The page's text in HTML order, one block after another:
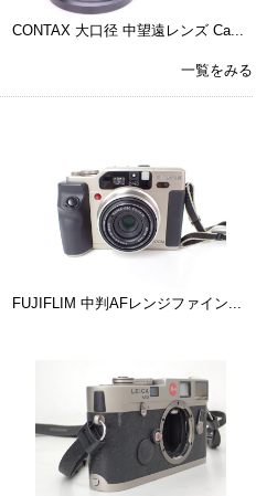
CONTAX 大口径 中望遠レンズ Ca...
一覧をみる
FUJIFLIM 中判AFレンジファイン...